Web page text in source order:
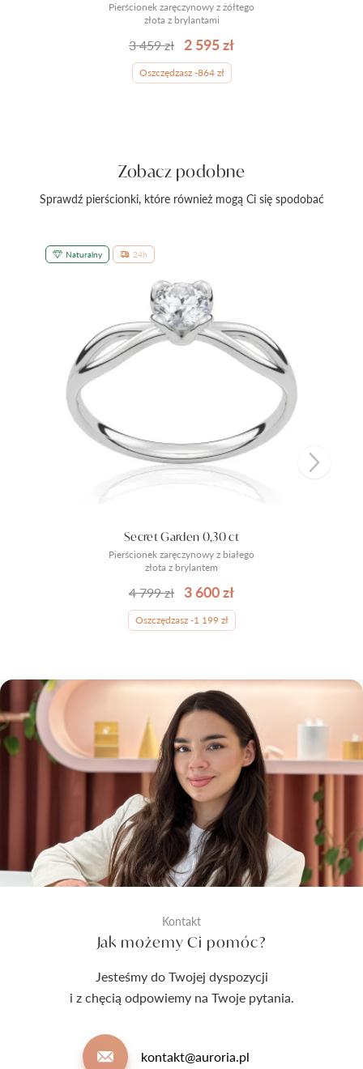
Pierścionek zaręczynowy z żółtego
złota z brylantami
3 459 zł 2 595 zł
Oszczędzasz -864 zł
Zobacz podobne
Sprawdź pierścionki, które również mogą Ci się spodobać
Naturalny 24h
Pierścionek zaręczynowy z białego
złota z brylantem
Secret Garden 0,30 ct
4 799 zł 3 600 zł
Oszczędzasz -1 199 zł
Kontakt
Jak możemy Ci pomóc?
Jesteśmy do Twojej dyspozycji
i z chęcią odpowiemy na Twoje pytania.
kontakt@auroria.pl